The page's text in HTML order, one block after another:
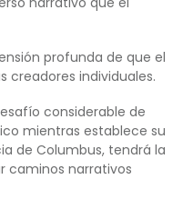
profunda de que el
creadores individuales.
considerable de
mientras establece su
de Columbus, tendrá la
caminos narrativos